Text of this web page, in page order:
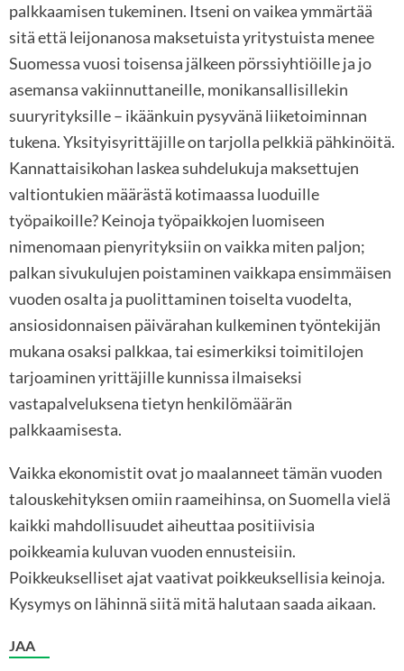
palkkaamisen tukeminen. Itseni on vaikea ymmärtää
sitä että leijonanosa maksetuista yritystuista menee
Suomessa vuosi toisensa jälkeen pörssiyhtiöille ja jo
asemansa vakiinnuttaneille, monikansallisillekin
suuryrityksille – ikäänkuin pysyvänä liiketoiminnan
tukena. Yksityisyrittäjille on tarjolla pelkkiä pähkinöitä.
Kannattaisikohan laskea suhdelukuja maksettujen
valtiontukien määrästä kotimaassa luoduille
työpaikoille? Keinoja työpaikkojen luomiseen
nimenomaan pienyrityksiin on vaikka miten paljon;
palkan sivukulujen poistaminen vaikkapa ensimmäisen
vuoden osalta ja puolittaminen toiselta vuodelta,
ansiosidonnaisen päivärahan kulkeminen työntekijän
mukana osaksi palkkaa, tai esimerkiksi toimitilojen
tarjoaminen yrittäjille kunnissa ilmaiseksi
vastapalveluksena tietyn henkilömäärän
palkkaamisesta.
Vaikka ekonomistit ovat jo maalanneet tämän vuoden
talouskehityksen omiin raameihinsa, on Suomella vielä
kaikki mahdollisuudet aiheuttaa positiivisia
poikkeamia kuluvan vuoden ennusteisiin.
Poikkeukselliset ajat vaativat poikkeuksellisia keinoja.
Kysymys on lähinnä siitä mitä halutaan saada aikaan.
JAA